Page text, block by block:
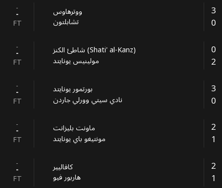
--
FT
ووترهاوس
تشابلتون
3
0
--
FT
شاطئ الكنز (Shati' al-Kanz)
مولينيس يونايتد
0
2
--
FT
بورتمور يونايتد
نادي سيتي وورلي جاردن
3
0
--
FT
ماونت بليزانت
مونتيغو باي يونايتد
2
1
--
FT
كافاليير
هاربور فيو
2
1